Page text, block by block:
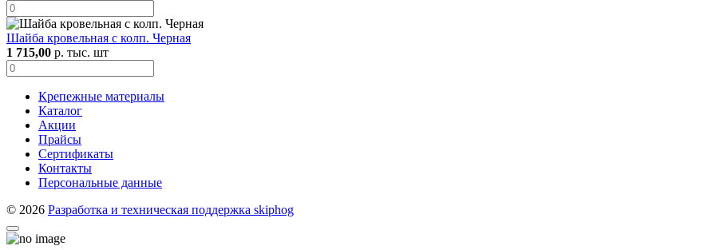
Шайба кровельная с колп. Черная
1 715,00 р. тыс. шт
Крепежные материалы
Каталог
Акции
Прайсы
Сертификаты
Контакты
Персональные данные
© 2026 Разработка и техническая поддержка skiphog